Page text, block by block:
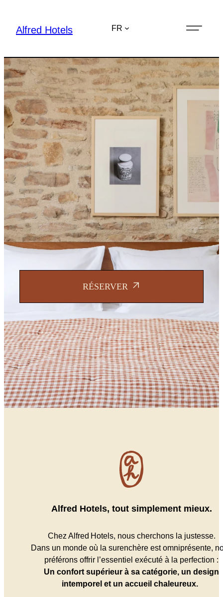
FR
Alfred Hotels
Sélectionnez une destination
Chambres
Chambre1
Adultes – +
RÉSERVER
Alfred Hotels, tout simplement mieux.
Chez Alfred Hotels, nous cherchons la justesse.
Dans un monde où la surenchère est omniprésente,
préférons offrir l’essentiel exécuté à la perfection :
Un confort supérieur à sa catégorie, un design
intemporel et un accueil chaleureux.